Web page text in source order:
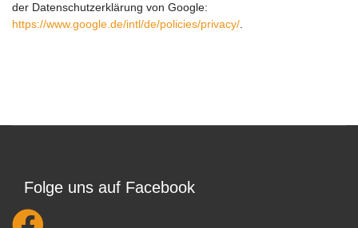
der Datenschutzerklärung von Google:
https://www.google.de/intl/de/policies/privacy/
Folge uns auf Facebook